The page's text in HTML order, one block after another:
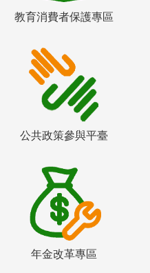
教育消費者保護專區
公共政策參與平臺
年金改革專區